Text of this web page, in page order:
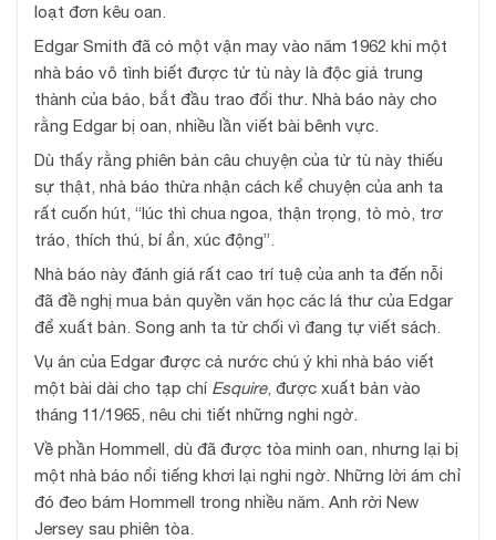
loạt đơn kêu oan.
Edgar Smith đã có một vận may vào năm 1962 khi một
nhà báo vô tình biết được tử tù này là độc giả trung
thành của báo, bắt đầu trao đổi thư. Nhà báo này cho
rằng Edgar bị oan, nhiều lần viết bài bênh vực.
Dù thấy rằng phiên bản câu chuyện của tử tù này thiếu
sự thật, nhà báo thừa nhận cách kể chuyện của anh ta
rất cuốn hút, “lúc thì chua ngoa, thận trọng, tò mò, trơ
tráo, thích thú, bí ẩn, xúc động”.
Nhà báo này đánh giá rất cao trí tuệ của anh ta đến nỗi
đã đề nghị mua bản quyền văn học các lá thư của Edgar
để xuất bản. Song anh ta từ chối vì đang tự viết sách.
Vụ án của Edgar được cả nước chú ý khi nhà báo viết
một bài dài cho tạp chí Esquire, được xuất bản vào
tháng 11/1965, nêu chi tiết những nghi ngờ.
Về phần Hommell, dù đã được tòa minh oan, nhưng lại bị
một nhà báo nổi tiếng khơi lại nghi ngờ. Những lời ám chỉ
đó đeo bám Hommell trong nhiều năm. Anh rời New
Jersey sau phiên tòa.